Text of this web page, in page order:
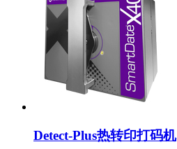
Detect-Plus热转印打码机